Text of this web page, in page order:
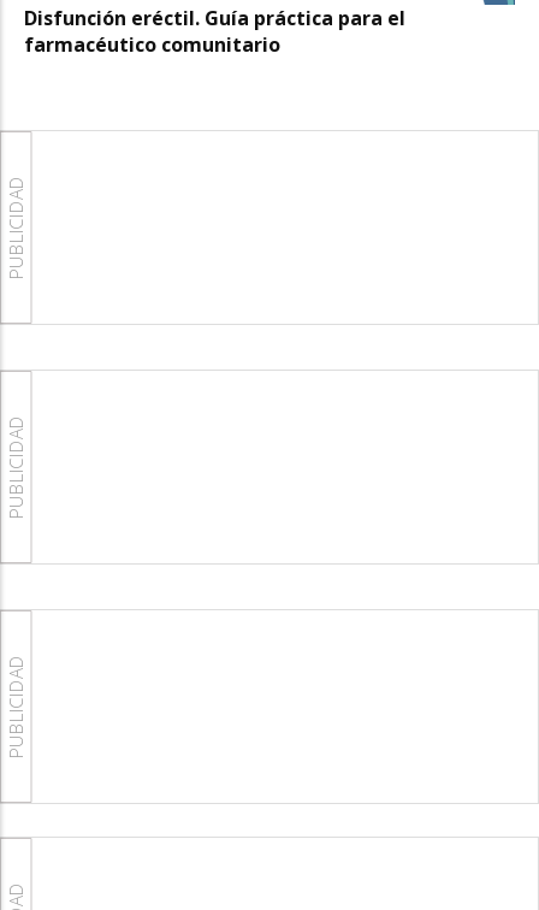
Disfunción eréctil. Guía práctica para el
farmacéutico comunitario
PUBLICIDAD
PUBLICIDAD
PUBLICIDAD